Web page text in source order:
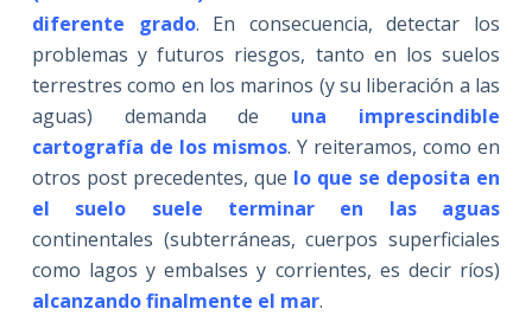
diferente grado. En consecuencia, detectar los
problemas y futuros riesgos, tanto en los suelos
terrestres como en los marinos (y su liberación a las
aguas) demanda de una imprescindible
cartografía de los mismos. Y reiteramos, como en
otros post precedentes, que lo que se deposita en
el suelo suele terminar en las aguas
continentales (subterráneas, cuerpos superficiales
como lagos y embalses y corrientes, es decir ríos)
alcanzando finalmente el mar.